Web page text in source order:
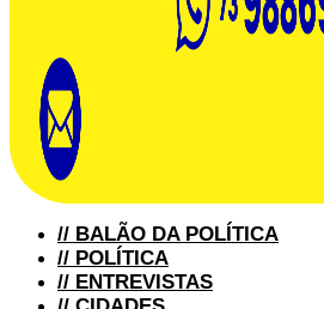
// BALÃO DA POLÍTICA
// POLÍTICA
// ENTREVISTAS